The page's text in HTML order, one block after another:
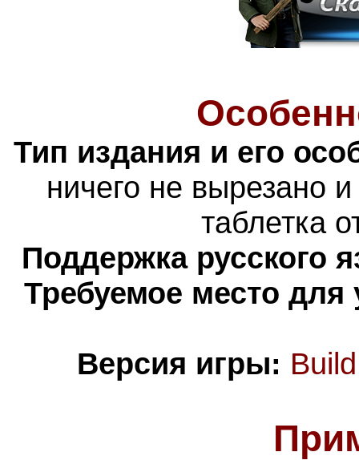
Тип издания и его
ничего не вырезано
таблетка
Поддержка русского
Требуемое место
Версия игры: